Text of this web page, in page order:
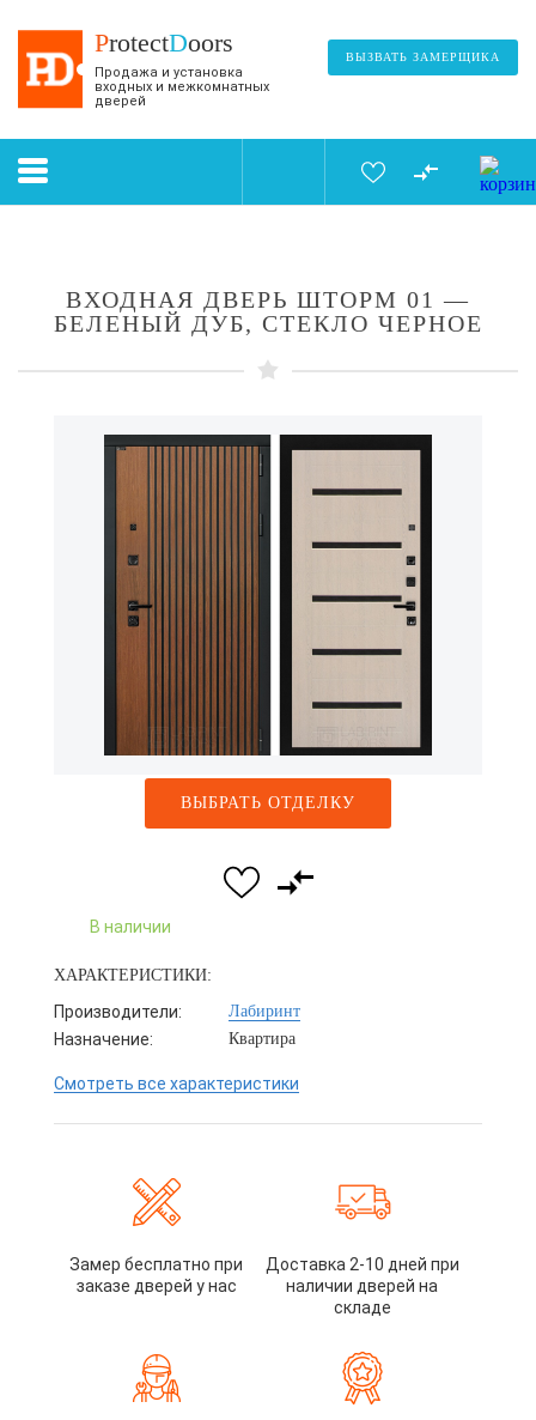
ProtectDoors
Продажа и установка
входных и межкомнатных
дверей
ВЫЗВАТЬ ЗАМЕРЩИКА
ВХОДНАЯ ДВЕРЬ ШТОРМ 01 —
БЕЛЕНЫЙ ДУБ, СТЕКЛО ЧЕРНОЕ
ВЫБРАТЬ ОТДЕЛКУ
В наличии
ХАРАКТЕРИСТИКИ:
Производители: Лабиринт
Назначение: Квартира
Смотреть все характеристики
Замер бесплатно при
заказе дверей у нас
Доставка 2-10 дней при
наличии дверей на
складе